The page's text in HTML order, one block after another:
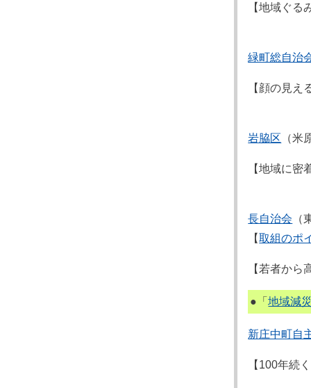
【地域ぐる
緑町総自治
【顔の見え
岩脇区 （米
【地域に密
長自治会 （
【取組のポ
【若者か
●「地域減
新庄中町自
【100年続